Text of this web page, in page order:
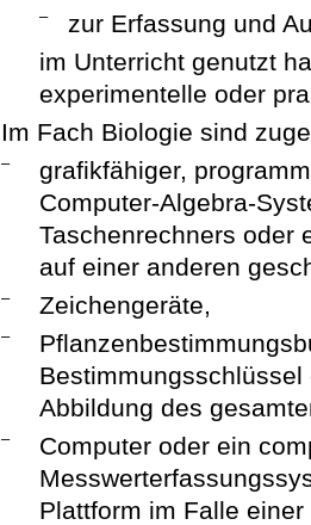
–
zur Erfassung und
im Unterricht genutzt
experimentelle oder
Im Fach Biologie sind
–
grafikfähiger,
Computer-Algebra-
Taschenrechners oder
auf einer anderen
– Zeichengeräte,
–
Abbildung des
–
Computer oder ein
Plattform im Falle